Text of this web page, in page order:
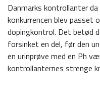
Danmarks kontrollanter
konkurrencen blev
dopingkontrol. Det betød
forsinket en del, før den
en urinprøve med en Ph
kontrollanternes strenge